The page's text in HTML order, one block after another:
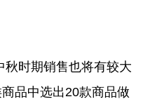
秋时期销售也将有较大
品中选出20款商品做